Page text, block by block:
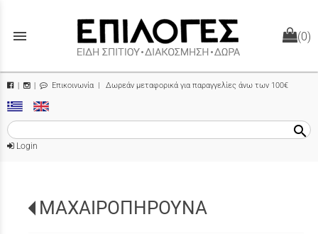
menu (0)
| Επικοινωνία | Δωρεάν μεταφορικά για παραγγελίες άνω των 100€
search
Login
ΜΑΧΑΙΡΟΠΗΡΟΥΝΑ